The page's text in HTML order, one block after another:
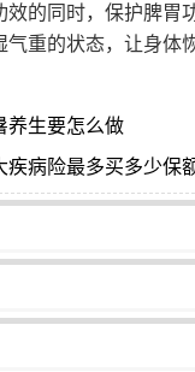
效的同时，保护脾胃
重的状态，让身体
养生要怎么做
疾病险最多买多少保